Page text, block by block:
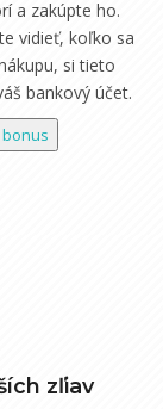
a zakúpte ho.
vidieť, koľko sa
si tieto
bankový účet.
bonus
zľiav